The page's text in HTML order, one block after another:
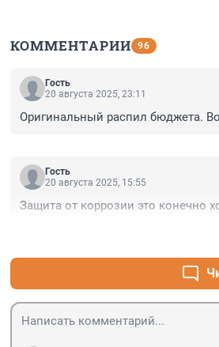
КОММЕНТАРИИ 96
Гость
20 августа 2025, 23:11
Оригинальный распил бюджета.
Гость
20 августа 2025, 15:55
Защита от коррозии это конечно